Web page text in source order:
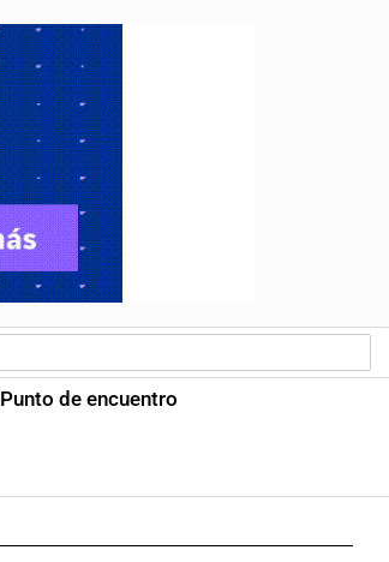
Punto de encuentro